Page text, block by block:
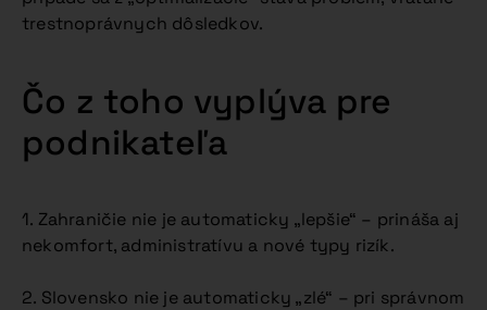
trestnoprávnych dôsledkov.
Čo z toho vyplýva pre
podnikateľa
1. Zahraničie nie je automaticky „lepšie“ – prináša aj
nekomfort, administratívu a nové typy rizík.
2. Slovensko nie je automaticky „zlé“ – pri správnom